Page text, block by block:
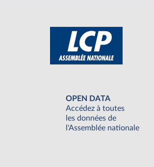
OPEN DATA
Accédez à toutes
les données de
l'Assemblée nationale